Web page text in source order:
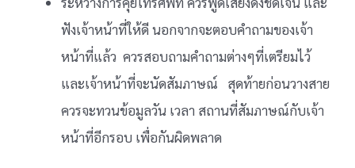
ฟังเจ้าหน้าที่ให้ดี นอกจากจะตอบคำถามของเจ้า
หน้าที่แล้ว ควรสอบถามคำถามต่างๆที่เตรียมไว้
และเจ้าหน้าที่จะนัดสัมภาษณ์ สุดท้ายก่อนวางสาย
ควรจะทวนข้อมูลวัน เวลา สถานที่สัมภาษณ์กับเจ้า
หน้าที่อีกรอบ เพื่อกันผิดพลาด